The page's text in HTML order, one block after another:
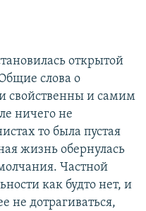
открытой
слова о
свойственны и самим
ничего не
то была пустая
жизнь обернулась
Частной
как будто нет, и
не дотрагиваться,